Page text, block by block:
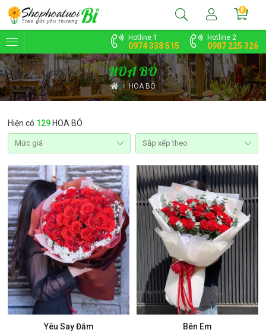
Hotline 1
0974 338 515
Hotline 2
0987 225 326
0
HOA BÓ
HOA BÓ
Hiện có 129 HOA BÓ
Yêu Say Đắm
Mua ngay
Bên Em
Mua ngay